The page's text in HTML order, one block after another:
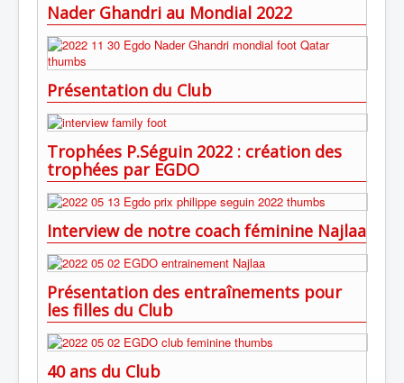
Nader Ghandri au Mondial 2022
Présentation du Club
Trophées P.Séguin 2022 : création des
trophées par EGDO
Interview de notre coach féminine Najlaa
Présentation des entraînements pour
les filles du Club
40 ans du Club